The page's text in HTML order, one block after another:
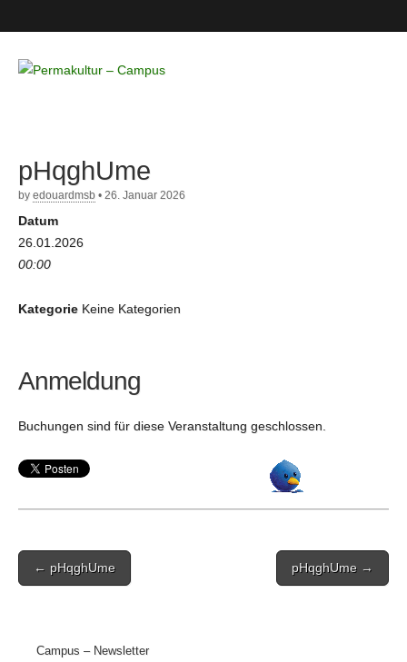
– Campus
pHqghUme
by edouardmsb • 26. Januar 2026
Datum
26.01.2026
00:00
Kategorie Keine Kategorien
Anmeldung
Buchungen sind für diese Veranstaltung geschlossen.
Post
navigation
← pHqghUme pHqghUme →
Campus – Newsletter